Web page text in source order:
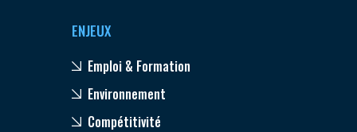
ENJEUX
Emploi & Formation
Environnement
Compétitivité